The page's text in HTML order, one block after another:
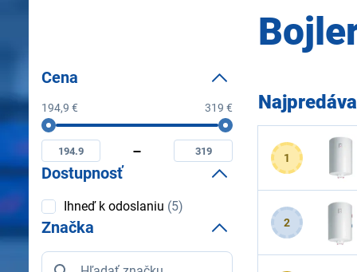
1
2
Cena
194,9 € 319 €
Cena
Minimální
cena
Maximální
cena
Dostupnosť
Dostupnosť
Ihneď k odoslaniu (5)
Značka
Značka